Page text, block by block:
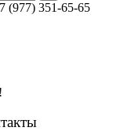
(977) 351-65-65